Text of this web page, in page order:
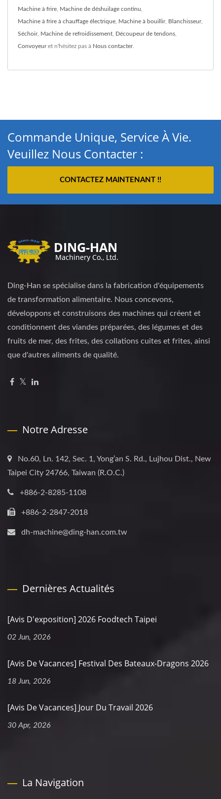
Machine à frire Machine de déshuilage continu
Machine à frire à chauffage électrique Machine à bouillir, Blanchisseur,
Séchoir, Machine de refroidissement Découpeur de tendons
Convoyeuret n'hésitez pas à Nous contacter.
Commande Unique, Service À Vie.
Veuillez Nous Contacter :
CONTACTEZ MAINTENANT !!
Ding-Han se spécialise dans la fabrication d'équipements
de transformation alimentaire. Nous concevons,
développons et construisons des machines qui créent et
conditionnent des viandes préparées, des légumes et des
fruits de mer, des frites, des collations cuites et frites, ainsi
que d'autres aliments de qualité.
Notre Adresse
No.60, Ln. 142, Sec. 1, Yong’an S. Rd., Lujhou Dist., New
Taipei City 24766, Taiwan (R.O.C.)
+886-2-8285-1108
+886-2-2847-2018
dh-machine@ding-han.com.tw
Dernières Actualités
[Avis D'exposition] 2026 Foodtech Taipei
02 Jun, 2026
[Avis De Vacances] Festival Des Bateaux-Dragons 2026
18 Jun, 2026
[Avis De Vacances] Jour Du Travail 2026
30 Apr, 2026
La Navigation